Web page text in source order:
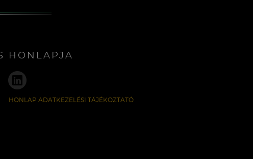
HONLAPJA
HONLAP ADATKEZELÉSI TÁJÉKOZTATÓ